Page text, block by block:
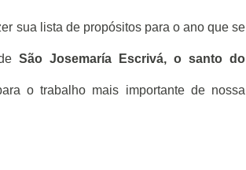
sua lista de propósitos para o ano que se
São Josemaría Escrivá, o santo do
o trabalho mais importante de nossa